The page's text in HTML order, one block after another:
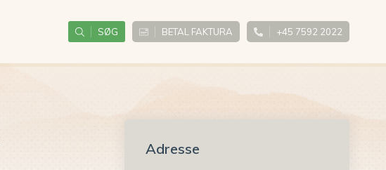
Adresse
SØG BETAL FAKTURA +45 7592 2022